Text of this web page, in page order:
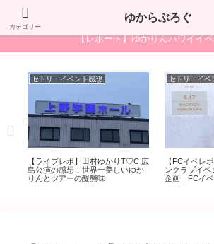
"ゆかり"が"LOVE"な"ブログ"で、ゆか
【レポート】ゆかりんハワイイ
セトリ・イベント感想
【ライブレポ】田村ゆかりT♡C 広
島公演の感想！世界一美しいゆか
りんとツアーの醍醐味
セトリ・イベ
【FCイベレ
ンクラブイベ
企画｜FCイ
カテゴリー
ゆからぶろぐ